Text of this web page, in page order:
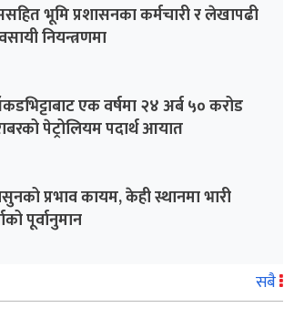
भूमि प्रशासनका कर्मचारी र लेखापढी
नियन्त्रणमा
एक वर्षमा २४ अर्ब ५० करोड
पेट्रोलियम पदार्थ आयात
प्रभाव कायम, केही स्थानमा भारी
पूर्वानुमान
सबै